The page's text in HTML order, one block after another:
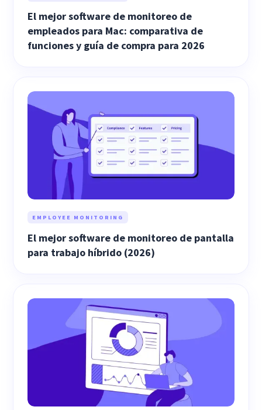
El mejor software de monitoreo de
empleados para Mac: comparativa de
funciones y guía de compra para 2026
EMPLOYEE MONITORING
El mejor software de monitoreo de pantalla
para trabajo híbrido (2026)